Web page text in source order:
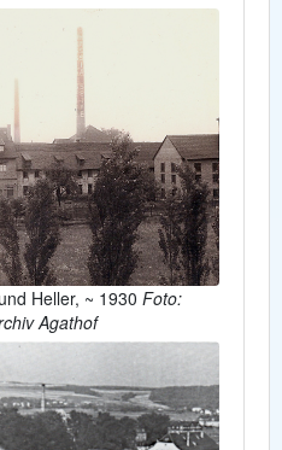
Heller, ~ 1930 Foto:
Agathof